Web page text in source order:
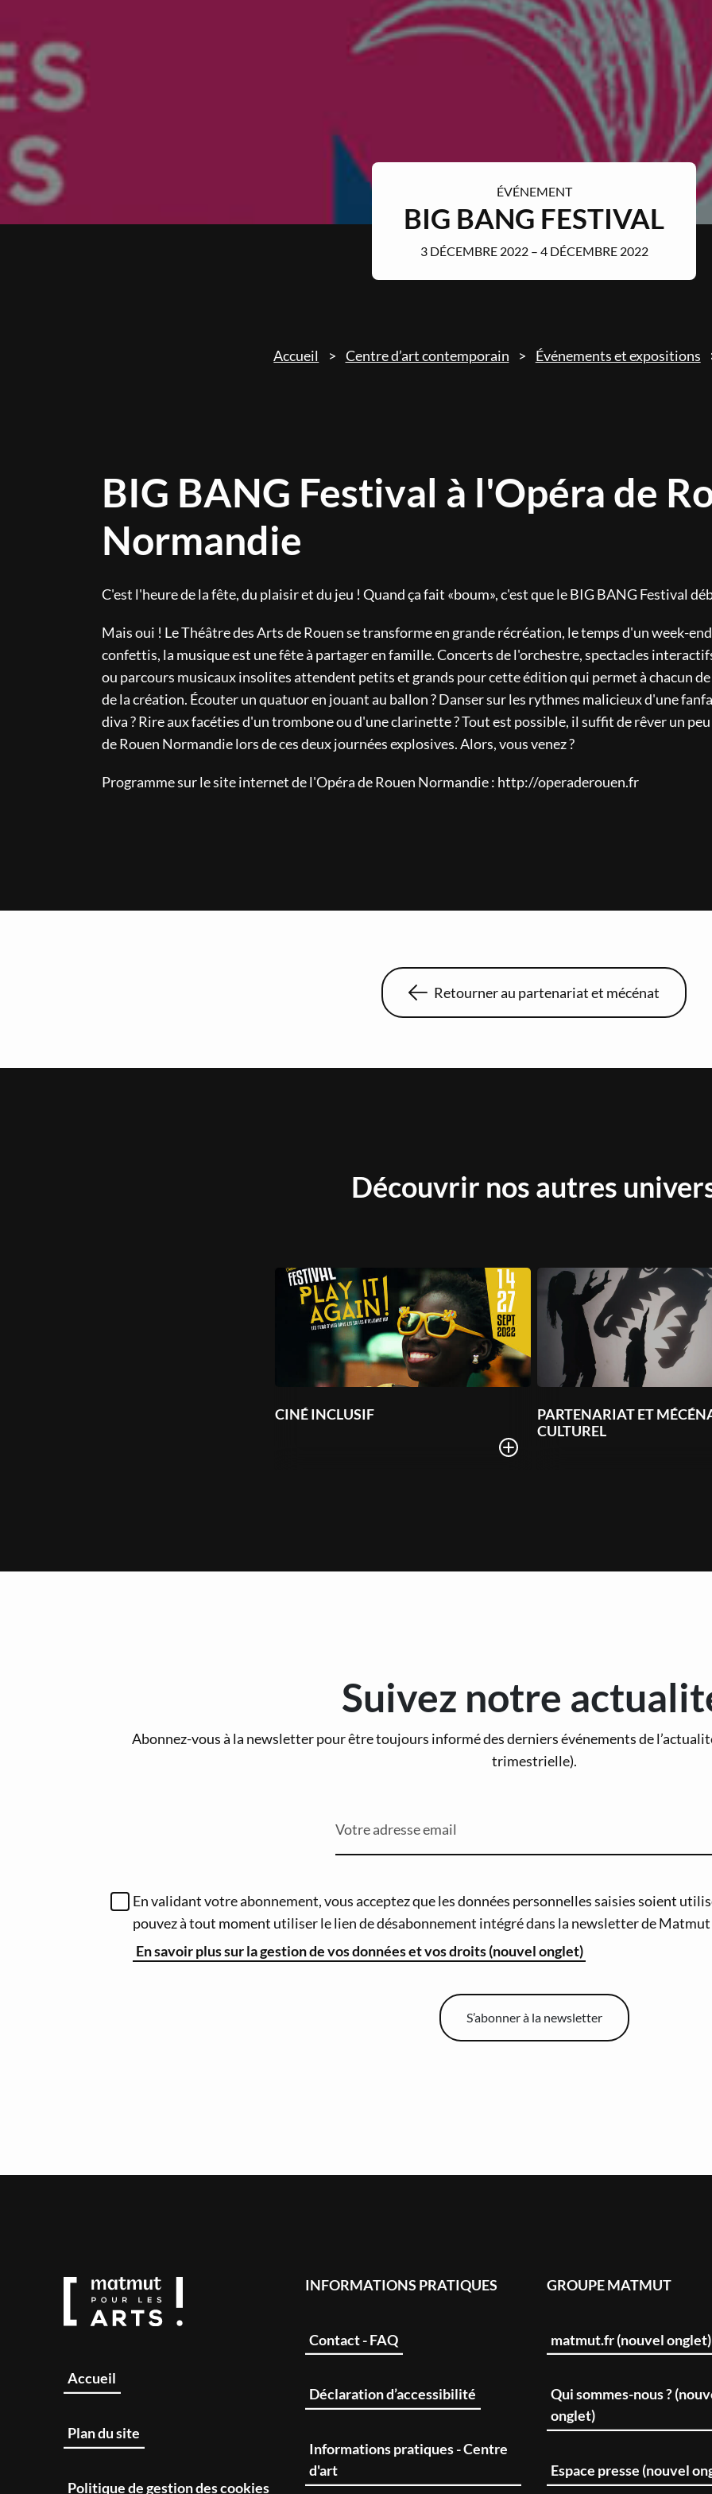
ÉVÉNEMENT
BIG BANG FESTIVAL
3 DÉCEMBRE 2022 – 4 DÉCEMBRE 2022
Accueil Centre d’art contemporain Événements et expositions
BIG BANG Festival à l'Opéra de
Normandie
C'est l'heure de la fête, du plaisir et du jeu ! Quand ça fait «boum», c'est que le BIG BANG Festival
Mais oui ! Le Théâtre des Arts de Rouen se transforme en grande récréation, le temps d'un week-
confettis, la musique est une fête à partager en famille. Concerts de l'orchestre, spectacles
ou parcours musicaux insolites attendent petits et grands pour cette édition qui permet à chacun
de la création. Écouter un quatuor en jouant au ballon ? Danser sur les rythmes malicieux d'une
diva ? Rire aux facéties d'un trombone ou d'une clarinette ? Tout est possible, il suffit de rêver un
de Rouen Normandie lors de ces deux journées explosives. Alors, vous venez ?
Programme sur le site internet de l'Opéra de Rouen Normandie : http://operaderouen.fr
Retourner au partenariat et mécénat
Découvrir nos autres
CINÉ INCLUSIF
PARTENARIAT ET
CULTUREL
Suivez notre
Abonnez-vous à la newsletter pour être toujours informé des derniers événements de
trimestrielle).
Votre adresse email
En validant votre abonnement, vous acceptez que les données personnelles saisies soient
pouvez à tout moment utiliser le lien de désabonnement intégré dans la newsletter de
En savoir plus sur la gestion de vos données et vos droits (nouvel onglet)
S’abonner à la newsletter
Accueil
Plan du site
Politique de gestion des cookies
INFORMATIONS PRATIQUES
Contact - FAQ
Déclaration d’accessibilité
Informations pratiques - Centre
d'art
GROUPE MATMUT
matmut.fr (nouvel onglet)
Qui sommes-nous ?
onglet)
Espace presse (nouvel